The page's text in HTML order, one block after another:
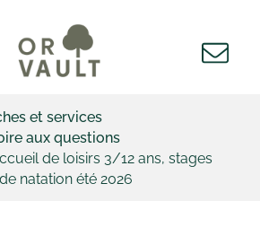
et services
aux questions
de loisirs 3/12 ans, stages
natation été 2026